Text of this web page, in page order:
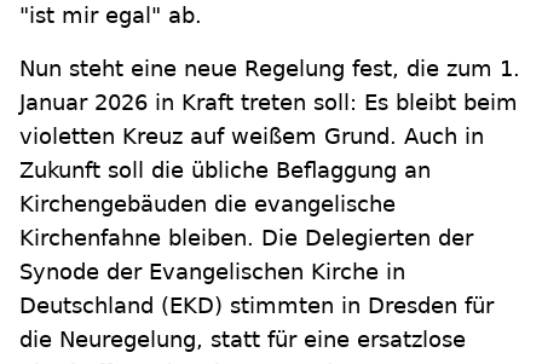
"ist mir egal" ab.
Nun steht eine neue Regelung fest, die zum 1.
Januar 2026 in Kraft treten soll: Es bleibt beim
violetten Kreuz auf weißem Grund. Auch in
Zukunft soll die übliche Beflaggung an
Kirchengebäuden die evangelische
Kirchenfahne bleiben. Die Delegierten der
Synode der Evangelischen Kirche in
Deutschland (EKD) stimmten in Dresden für
die Neuregelung, statt für eine ersatzlose